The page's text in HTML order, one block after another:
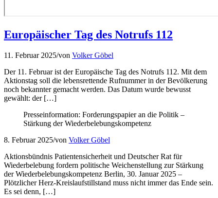
Europäischer Tag des Notrufs 112
11. Februar 2025/von Volker Göbel
Der 11. Februar ist der Europäische Tag des Notrufs 112. Mit dem
Aktionstag soll die lebensrettende Rufnummer in der Bevölkerung
noch bekannter gemacht werden. Das Datum wurde bewusst
gewählt: der […]
Presseinformation: Forderungspapier an die Politik –
Stärkung der Wiederbelebungskompetenz
8. Februar 2025/von Volker Göbel
Aktionsbündnis Patientensicherheit und Deutscher Rat für
Wiederbelebung fordern politische Weichenstellung zur Stärkung
der Wiederbelebungskompetenz Berlin, 30. Januar 2025 –
Plötzlicher Herz-Kreislaufstillstand muss nicht immer das Ende sein.
Es sei denn, […]